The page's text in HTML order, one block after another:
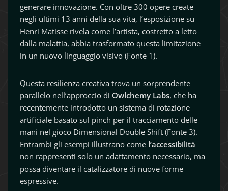
generare innovazione. Con oltre 300 opere create
negli ultimi 13 anni della sua vita, l’esposizione su
Henri Matisse rivela come l’artista, costretto a letto
dalla malattia, abbia trasformato questa limitazione
in un nuovo linguaggio visivo (Fonte 1).
Questa resilienza creativa trova un sorprendente
parallelo nell’approccio di Owlchemy Labs, che ha
recentemente introdotto un sistema di rotazione
artificiale basato sul pinch per il tracciamento delle
mani nel gioco Dimensional Double Shift (Fonte 3).
Entrambi gli esempi illustrano come l’accessibilità
non rappresenti solo un adattamento necessario, ma
possa diventare il catalizzatore di nuove forme
espressive.